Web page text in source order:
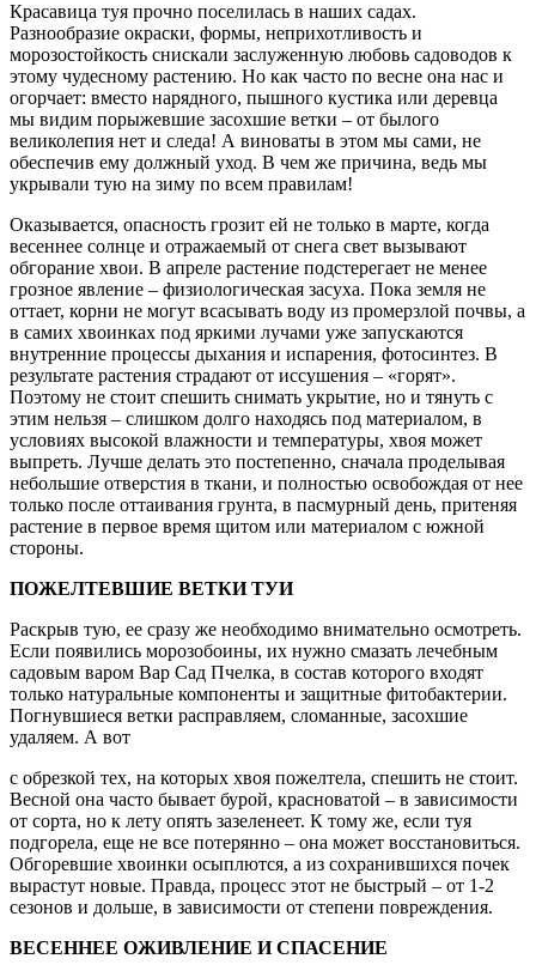
Красавица туя прочно поселилась в наших садах.
Разнообразие окраски, формы, неприхотливость и
морозостойкость снискали заслуженную любовь садоводов к
этому чудесному растению. Но как часто по весне она нас и
огорчает: вместо нарядного, пышного кустика или деревца
мы видим порыжевшие засохшие ветки – от былого
великолепия нет и следа! А виноваты в этом мы сами, не
обеспечив ему должный уход. В чем же причина, ведь мы
укрывали тую на зиму по всем правилам!
Оказывается, опасность грозит ей не только в марте, когда
весеннее солнце и отражаемый от снега свет вызывают
обгорание хвои. В апреле растение подстерегает не менее
грозное явление – физиологическая засуха. Пока земля не
оттает, корни не могут всасывать воду из промерзлой почвы, а
в самих хвоинках под яркими лучами уже запускаются
внутренние процессы дыхания и испарения, фотосинтез. В
результате растения страдают от иссушения – «горят».
Поэтому не стоит спешить снимать укрытие, но и тянуть с
этим нельзя – слишком долго находясь под материалом, в
условиях высокой влажности и температуры, хвоя может
выпреть. Лучше делать это постепенно, сначала проделывая
небольшие отверстия в ткани, и полностью освобождая от нее
только после оттаивания грунта, в пасмурный день, притеняя
растение в первое время щитом или материалом с южной
стороны.
ПОЖЕЛТЕВШИЕ ВЕТКИ ТУИ
Раскрыв тую, ее сразу же необходимо внимательно осмотреть.
Если появились морозобоины, их нужно смазать лечебным
садовым варом Вар Сад Пчелка, в состав которого входят
только натуральные компоненты и защитные фитобактерии.
Погнувшиеся ветки расправляем, сломанные, засохшие
удаляем. А вот
с обрезкой тех, на которых хвоя пожелтела, спешить не стоит.
Весной она часто бывает бурой, красноватой – в зависимости
от сорта, но к лету опять зазеленеет. К тому же, если туя
подгорела, еще не все потерянно – она может восстановиться.
Обгоревшие хвоинки осыплются, а из сохранившихся почек
вырастут новые. Правда, процесс этот не быстрый – от 1-2
сезонов и дольше, в зависимости от степени повреждения.
ВЕСЕННЕЕ ОЖИВЛЕНИЕ И СПАСЕНИЕ